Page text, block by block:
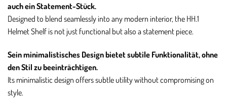
auch ein Statement-Stück.
Designed to blend seamlessly into any modern interior, the HH.1
Helmet Shelf is not just functional but also a statement piece.
Sein minimalistisches Design bietet subtile Funktionalität, ohne
den Stil zu beeinträchtigen.
Its minimalistic design offers subtle utility without compromising on
style.